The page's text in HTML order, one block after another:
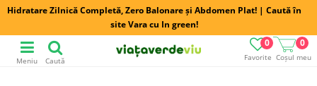
Hidratare Zilnică Completă, Zero Balonare și Abdomen Plat! | Caută în
site Vara cu In green!
Favorite
0
Coșul meu
0
Meniu Caută